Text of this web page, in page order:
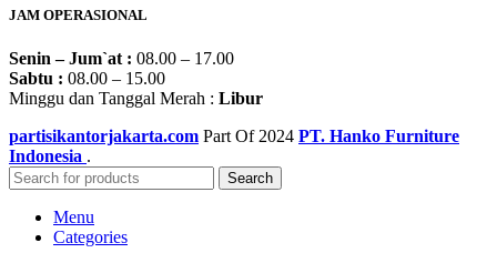
JAM OPERASIONAL
Senin – Jum`at : 08.00 – 17.00
Sabtu : 08.00 – 15.00
Minggu dan Tanggal Merah : Libur
partisikantorjakarta.com Part Of 2024 PT. Hanko Furniture
Indonesia .
Search
Menu
Categories